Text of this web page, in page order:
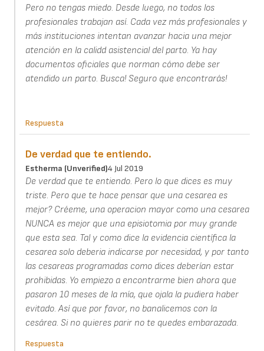
Pero no tengas miedo. Desde luego, no todos los
profesionales trabajan así. Cada vez más profesionales y
más instituciones intentan avanzar hacia una mejor
atención en la calidd asistencial del parto. Ya hay
documentos oficiales que norman cómo debe ser
atendido un parto. Busca! Seguro que encontrarás!
Respuesta
De verdad que te entiendo.
Estherma (unverified)4 Jul 2019
De verdad que te entiendo. Pero lo que dices es muy
triste. Pero que te hace pensar que una cesarea es
mejor? Créeme, una operacion mayor como una cesarea
NUNCA es mejor que una episiotomia por muy grande
que esta sea. Tal y como dice la evidencia científica la
cesarea solo deberia indicarse por necesidad, y por tanto
las cesareas programadas como dices deberían estar
prohibidas. Yo empiezo a encontrarme bien ahora que
pasaron 10 meses de la mía, que ojala la pudiera haber
evitado. Así que por favor, no banalicemos con la
cesárea. Si no quieres parir no te quedes embarazada.
Respuesta